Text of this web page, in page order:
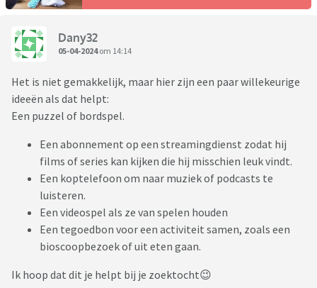
Dany32
05-04-2024om 14:14
Het is niet gemakkelijk, maar hier zijn een paar willekeurige
ideeën als dat helpt:
Een puzzel of bordspel.
Een abonnement op een streamingdienst zodat hij
films of series kan kijken die hij misschien leuk vindt.
Een koptelefoon om naar muziek of podcasts te
luisteren.
Een videospel als ze van spelen houden
Een tegoedbon voor een activiteit samen, zoals een
bioscoopbezoek of uit eten gaan.
Ik hoop dat dit je helpt bij je zoektocht😉